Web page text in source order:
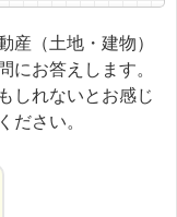
産（土地・建物）
にお答えします。
しれないとお感じ
ださい。